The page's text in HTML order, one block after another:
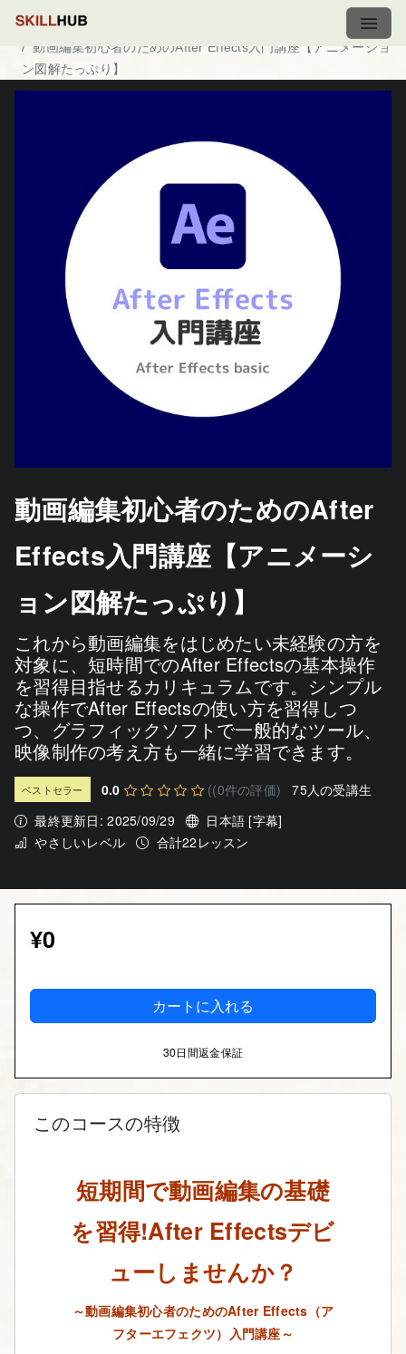
ホーム
講座一覧
動画編集初心者のためのAfter Effects入門講座【アニメーショ
ン図解たっぷり】
動画編集初心者のためのAfter
Effects入門講座【アニメーシ
ョン図解たっぷり】
これから動画編集をはじめたい未経験の方を
対象に、短時間でのAfter Effectsの基本操作
を習得目指せるカリキュラムです。シンプル
な操作でAfter Effectsの使い方を習得しつ
つ、グラフィックソフトで一般的なツール、
映像制作の考え方も一緒に学習できます。
ベストセラー 0.0 ((0件の評価)
75人の受講生
最終更新日: 2025/09/29
日本語 [字幕]
やさしいレベル
合計22レッスン
¥0
カートに入れる
30日間返金保証
このコースの特徴
短期間で動画編集の基礎
を習得!After Effectsデビ
ューしませんか？
～動画編集初心者のためのAfter Effects（ア
フターエフェクツ）入門講座～